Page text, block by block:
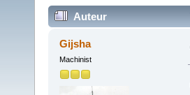
Auteur
Gijsha
Machinist